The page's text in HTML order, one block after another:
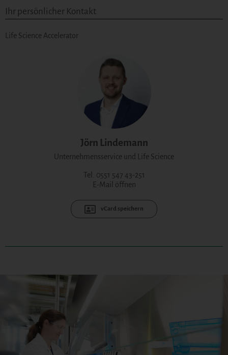
Ihr persönlicher Kontakt
Life Science Accelerator
Jörn Lindemann
Unternehmensservice und Life Science
Tel. 0551 547 43-251
E-Mail öffnen
vCard speichern